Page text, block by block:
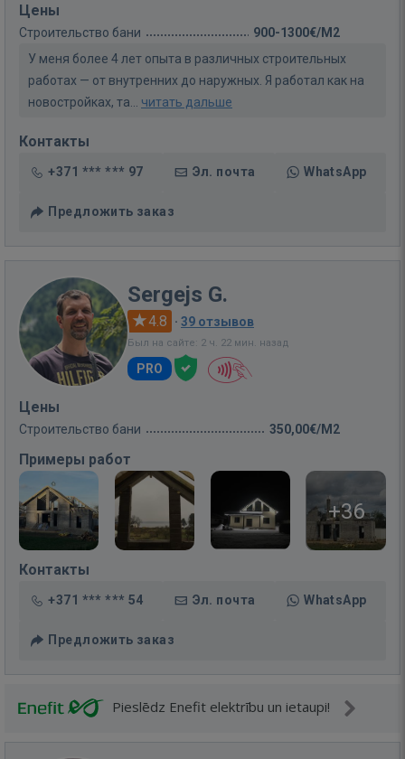
Цены
Строительство бани
900-1300€/M2
У меня более 4 лет опыта в различных строительных
работах — от внутренних до наружных. Я работал как на
новостройках, та... читать дальше
Контакты
+371 *** *** 97 Эл. почта WhatsApp
Предложить заказ
Sergejs G.
4.8 · 39 отзывов
Был на сайте: 2 ч. 22 мин. назад
PRO
Цены
Строительство бани 350,00€/M2
Примеры работ
+36
Контакты
+371 *** *** 54 Эл. почта WhatsApp
Предложить заказ
Pieslēdz Enefit elektrību un ietaupi!